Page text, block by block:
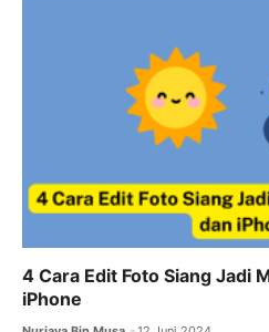
4 Cara Edit Foto Siang Jadi
iPhone